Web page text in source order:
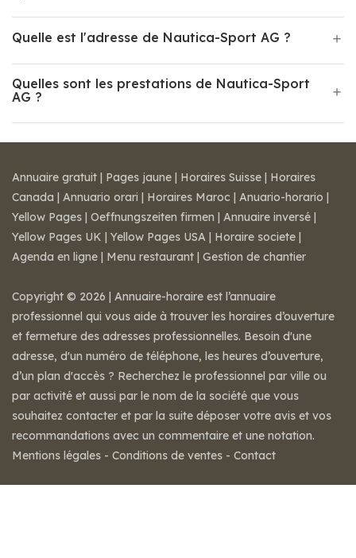
Quelle est l'adresse de Nautica-Sport AG ?
Quelles sont les prestations de Nautica-Sport
AG ?
Annuaire gratuit | Pages jaune | Horaires Suisse | Horaires
Canada | Annuario orari | Horaires Maroc | Anuario-horario |
Yellow Pages | Oeffnungszeiten firmen | Annuaire inversé |
Yellow Pages UK | Yellow Pages USA | Horaire societe |
Agenda en ligne | Menu restaurant | Gestion de chantier
Copyright © 2026 | Annuaire-horaire est l’annuaire
professionnel qui vous aide à trouver les horaires d’ouverture
et fermeture des adresses professionnelles. Besoin d'une
adresse, d'un numéro de téléphone, les heures d’ouverture,
d’un plan d'accès ? Recherchez le professionnel par ville ou
par activité et aussi par le nom de la société que vous
souhaitez contacter et par la suite déposer votre avis et vos
recommandations avec un commentaire et une notation.
Mentions légales - Conditions de ventes - Contact